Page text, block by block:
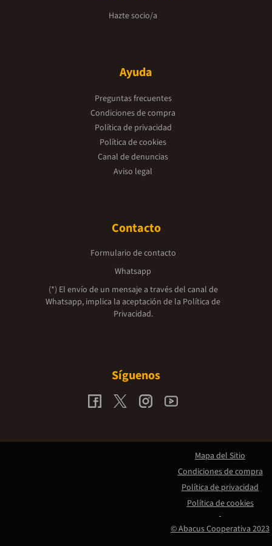
Hazte socio/a
Ayuda
Preguntas frecuentes
Condiciones de compra
Política de privacidad
Política de cookies
Canal de denuncias
Aviso legal
Contacto
Formulario de contacto
Whatsapp
(*) El envío de un mensaje a través del canal de
Whatsapp, implica la aceptación de la Política de
Privacidad.
Síguenos
© Abacus Cooperativa 2023
Mapa del Sitio
Condiciones de compra
Política de privacidad
Política de cookies